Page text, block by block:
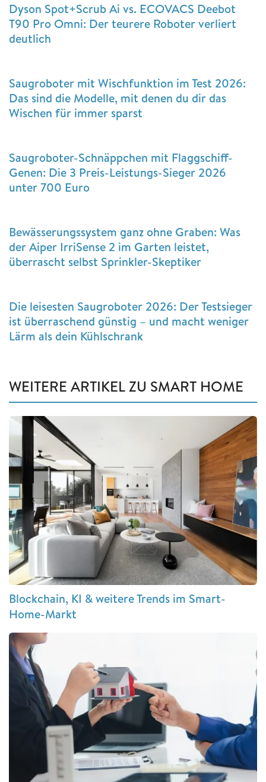
Dyson Spot+Scrub Ai vs. ECOVACS Deebot
T90 Pro Omni: Der teurere Roboter verliert
deutlich
Saugroboter mit Wischfunktion im Test 2026:
Das sind die Modelle, mit denen du dir das
Wischen für immer sparst
Saugroboter-Schnäppchen mit Flaggschiff-
Genen: Die 3 Preis-Leistungs-Sieger 2026
unter 700 Euro
Bewässerungssystem ganz ohne Graben: Was
der Aiper IrriSense 2 im Garten leistet,
überrascht selbst Sprinkler-Skeptiker
Die leisesten Saugroboter 2026: Der Testsieger
ist überraschend günstig – und macht weniger
Lärm als dein Kühlschrank
WEITERE ARTIKEL ZU SMART HOME
Blockchain, KI & weitere Trends im Smart-
Home-Markt